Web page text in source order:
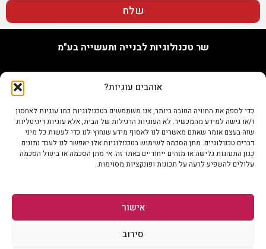
אוהבים עוגיות?
כדי לספק את החוויה הטובה ביותר, אנו משתמשים בטכנולוגיות כמו עוגיות לאחסון
ו/או גישה למידע מהמכשיר. לא העוגיות הרגילות של הבית, אלא עוגיות דיגיטליות
שזה בעצם אומר שאתם מאשרים לנו לאסוף מידע שנחוץ לנו כדי לעשות כל מיני
דברים טכנולוגיים. מתן הסכמה לשימוש בטכנולוגיות אלו יאפשר לנו לעבד נתונים
כגון התנהגות גלישה או מזהים ייחודיים באתר זה. אי מתן הסכמה או ביטול הסכמה
עלולים להשפיע לרעה על תכונות ופונקציות מסוימות.
אישור
סירוב
שלח
שר טכנולוגיות לבנייה ותעשייה בע"מ
טל. 09-7748655
פקס 0722345679
info@shertech.co.il